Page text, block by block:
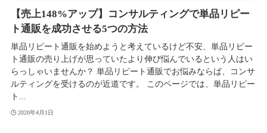
【売上148%アップ】コンサルティングで単品リピー
ト通販を成功させる5つの方法
単品リピート通販を始めようと考えているけど不安、単品リピー
ト通販の売り上げが思っていたより伸び悩んでいるという人はい
らっしゃいませんか？ 単品リピート通販でお悩みならば、コンサ
ルティングを受けるのが近道です。 このページでは、単品リピー
ト...
2020年4月1日